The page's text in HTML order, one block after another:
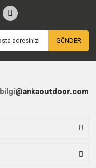
GÖNDER
bilgi@ankaoutdoor.com